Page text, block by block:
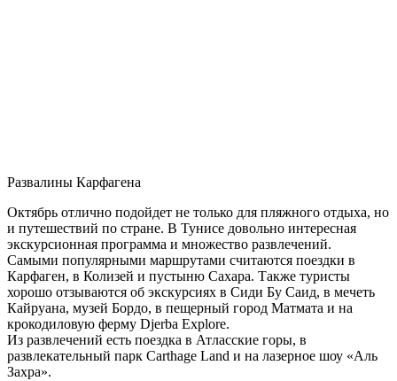
Развалины Карфагена
Октябрь отлично подойдет не только для пляжного отдыха, но
и путешествий по стране. В Тунисе довольно интересная
экскурсионная программа и множество развлечений.
Самыми популярными маршрутами считаются поездки в
Карфаген, в Колизей и пустыню Сахара. Также туристы
хорошо отзываются об экскурсиях в Сиди Бу Саид, в мечеть
Кайруана, музей Бордо, в пещерный город Матмата и на
крокодиловую ферму Djerba Explore.
Из развлечений есть поездка в Атласские горы, в
развлекательный парк Carthage Land и на лазерное шоу «Аль
Захра».